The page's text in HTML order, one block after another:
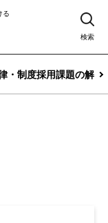
る
検索
・制度採用課題の解決